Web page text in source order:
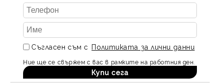
Съгласен съм с Политиката за лични данни
Ние ще се свържем с вас в рамките на работния ден.